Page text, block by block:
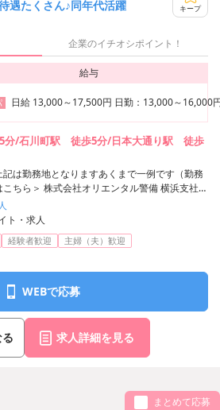
遇たくさん♪同年代活躍
キープ
企業のイチオシポイント！
給与
日給 13,000～17,500円 日勤：13,000～
分/石川町駅 徒歩5分/日本大通り駅 徒歩
は勤務地となりますあくまで一例です（勤務
屋町3-29-9 タクエー横浜西口第6ビル3F アク
徒歩3分 株式会社オリエンタル警備 横浜支社/
ト・求人
経験者歓迎
主婦（夫）歓迎
WEBで応募
求人詳細を見る
まとめて応募